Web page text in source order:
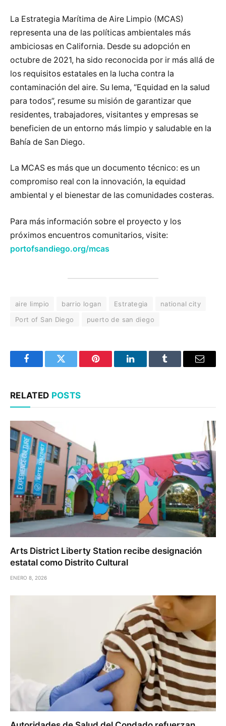
La Estrategia Marítima de Aire Limpio (MCAS)
representa una de las políticas ambientales más
ambiciosas en California. Desde su adopción en
octubre de 2021, ha sido reconocida por ir más allá de
los requisitos estatales en la lucha contra la
contaminación del aire. Su lema, “Equidad en la salud
para todos”, resume su misión de garantizar que
residentes, trabajadores, visitantes y empresas se
beneficien de un entorno más limpio y saludable en la
Bahía de San Diego.
La MCAS es más que un documento técnico: es un
compromiso real con la innovación, la equidad
ambiental y el bienestar de las comunidades costeras.
Para más información sobre el proyecto y los
próximos encuentros comunitarios, visite:
portofsandiego.org/mcas
aire limpio barrio logan Estrategia
national city
Port of San Diego
puerto de san diego
FacebookTwitter Pinterest LinkedInTumblr Email
RELATED POSTS
Arts District Liberty Station recibe designación
estatal como Distrito Cultural
ENERO 8, 2026